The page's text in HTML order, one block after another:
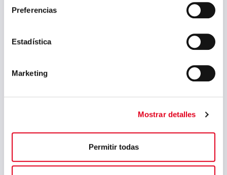
Preferencias
Estadística
Marketing
Mostrar detalles
Permitir todas